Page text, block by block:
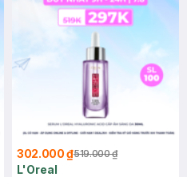
302.000 ₫519.000 ₫
L'Oreal